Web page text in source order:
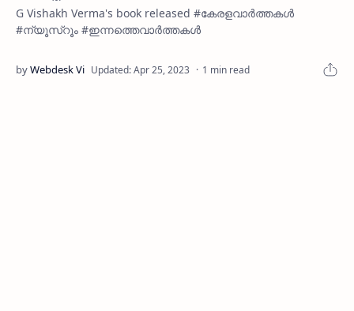
G Vishakh Verma's book released #കേരളവാർത്തകൾ
#ന്യൂസ്റൂം #ഇന്നത്തെവാർത്തകൾ
1 min read